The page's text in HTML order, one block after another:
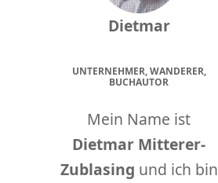
Dietmar
UNTERNEHMER, WANDERER,
BUCHAUTOR
Mein Name ist
Dietmar Mitterer-
Zublasing und ich bin